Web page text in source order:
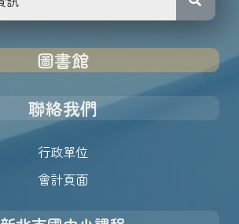
圖書館
聯絡我們
行政單位
會計頁面